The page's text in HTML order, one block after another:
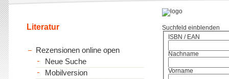
Suchfeld einblenden
ISBN / EAN
Nachname
Vorname
Literatur
Rezensionen online open
Neue Suche
Mobilversion